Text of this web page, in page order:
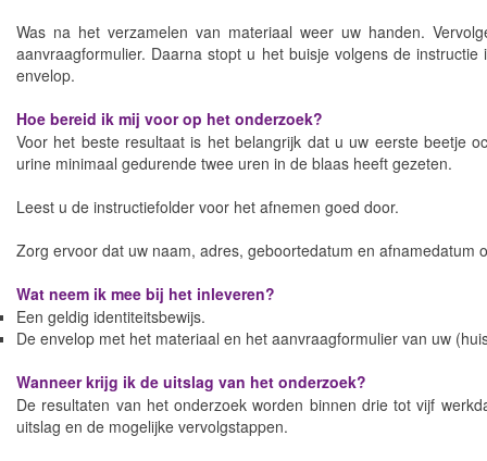
Was na het verzamelen van materiaal weer uw handen.
aanvraagformulier. Daarna stopt u het buisje volgens de
envelop.
Hoe bereid ik mij voor op het onderzoek?
Voor het beste resultaat is het belangrijk dat u uw eerste beetje
urine minimaal gedurende twee uren in de blaas heeft gezeten.
Leest u de instructiefolder voor het afnemen goed door.
Zorg ervoor dat uw naam, adres, geboortedatum en afnamedatum
Wat neem ik mee bij het inleveren?
Een geldig identiteitsbewijs.
De envelop met het materiaal en het aanvraagformulier van uw
Wanneer krijg ik de uitslag van het onderzoek?
De resultaten van het onderzoek worden binnen drie tot vijf
uitslag en de mogelijke vervolgstappen.